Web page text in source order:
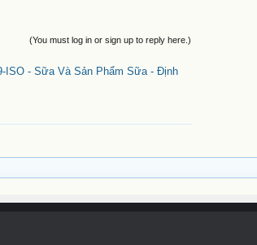
(You must log in or sign up to reply here.)
ISO - Sữa Và Sản Phẩm Sữa - Định